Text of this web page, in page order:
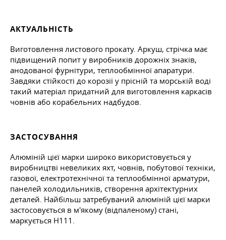
АКТУАЛЬНІСТЬ
Виготовлення листового прокату. Аркуш, стрічка має
підвищений попит у виробників дорожніх знаків,
анодованої фурнітури, теплообмінної апаратури.
Завдяки стійкості до корозії у прісній та морській воді
такий матеріал придатний для виготовлення каркасів
човнів або корабельних надбудов.
ЗАСТОСУВАННЯ
Алюміній цієї марки широко використовується у
виробництві невеликих яхт, човнів, побутової техніки,
газової, електротехнічної та теплообмінної арматури,
панелей холодильників, створення архітектурних
деталей. Найбільш затребуваний алюміній цієї марки
застосовується в м'якому (відпаленому) стані,
маркується H111.